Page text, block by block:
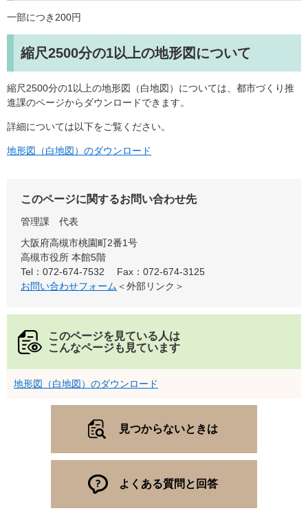
一部につき200円
縮尺2500分の1以上の地形図について
縮尺2500分の1以上の地形図（白地図）については、都市づくり推
進課のページからダウンロードできます。
詳細については以下をご覧ください。
地形図（白地図）のダウンロード
このページに関するお問い合わせ先
管理課
代表
大阪府高槻市桃園町2番1号
高槻市役所 本館5階
Tel：072-674-7532
Fax：072-674-3125
お問い合わせフォーム ＜外部リンク＞
このページを見ている人は
こんなページも見ています
地形図（白地図）のダウンロード
見つからないときは
よくある質問と回答